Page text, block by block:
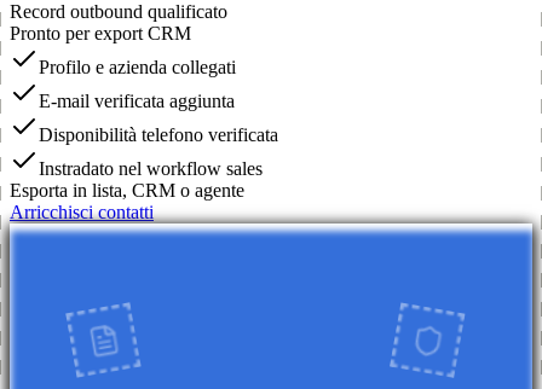
Record outbound qualificato
Pronto per export CRM
Profilo e azienda collegati
E-mail verificata aggiunta
Disponibilità telefono verificata
Instradato nel workflow sales
Esporta in lista, CRM o agente
Arricchisci contatti